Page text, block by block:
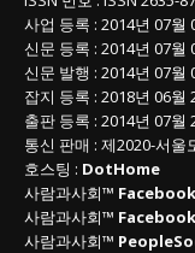
사업 등록 : 2014년 07월
신문 등록 : 2014년 07월
신문 발행 : 2014년 07월
잡지 등록 : 2018년 06월
출판 등록 : 2014년 07월
통신 판매 : 제2020-서울
호스팅 : DotHome
사람과사회™
사람과사회™
사람과사회™